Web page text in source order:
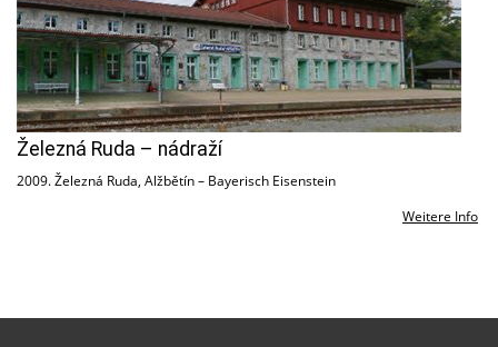
Železná Ruda – nádraží
2009. Železná Ruda, Alžbětín – Bayerisch Eisenstein
Weitere Info